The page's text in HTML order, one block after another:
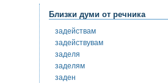
Близки думи от речника
задействам
задействувам
заделя
заделям
заден